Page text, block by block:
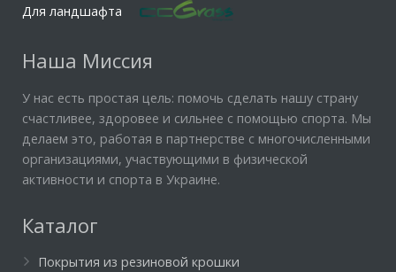
Для ландшафта
Наша Миссия
У нас есть простая цель: помочь сделать нашу страну
счастливее, здоровее и сильнее с помощью спорта. Мы
делаем это, работая в партнерстве с многочисленными
организациями, участвующими в физической
активности и спорта в Украине.
Каталог
Покрытия из резиновой крошки